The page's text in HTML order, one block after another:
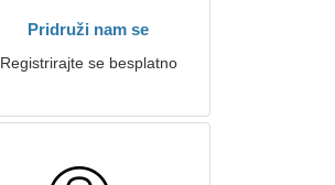
Pridruži nam se
Registrirajte se besplatno